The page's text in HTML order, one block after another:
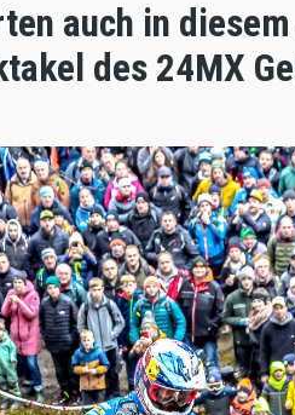
auch in
des 24MX